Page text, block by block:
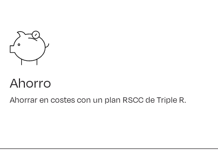
Ahorro
Ahorrar en costes con un plan RSCC de Triple R.